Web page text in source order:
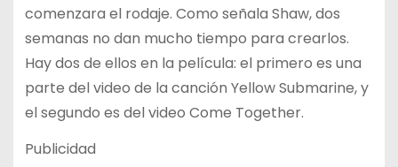
comenzara el rodaje. Como señala Shaw, dos
semanas no dan mucho tiempo para crearlos.
Hay dos de ellos en la película: el primero es una
parte del video de la canción Yellow Submarine, y
el segundo es del video Come Together.
Publicidad